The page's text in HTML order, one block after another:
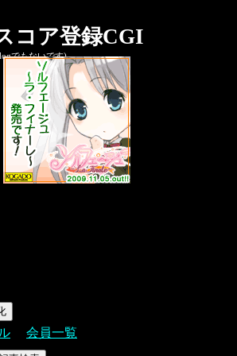
コア登録CGI
でもないです)
会員一覧